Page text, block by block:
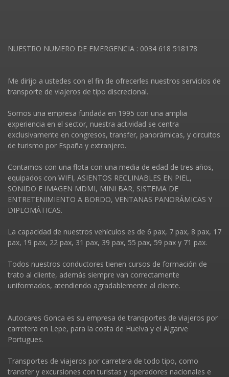
NUESTRO NUMERO DE EMERGENCIA : 0034 618 518178
Me dirijo a ustedes con el fin de ofrecerles nuestros servicios de
transporte de viajeros de tipo discrecional.
Somos una empresa fundada en 1995 con una amplia
experiencia en el sector, nuestra actividad se centra
exclusivamente en congresos, transfer, panorámicas, y circuitos
de turismo por España y extranjero.
Contamos con una flota con una media de edad de tres años,
equipados con WIFI, ASIENTOS RECLINABLES EN PIEL,
SONIDO E IMAGEN MDMI, MINI BAR, SISTEMA DE
ENTRETENIMIENTO A BORDO, VENTANAS PANORÁMICAS Y
DIPLOMÁTICAS.
La capacidad de nuestros vehí­culos es de 6 pax, 7 pax, 8 pax, 17
pax, 19 pax, 22 pax, 31 pax, 39 pax, 55 pax, 59 pax y 71 pax.
Todos nuestros conductores tienen cursos de formación de
trato al cliente, además siempre van correctamente
uniformados, atendiendo agradablemente al cliente.
Autocares Gonca es su empresa de transportes de viajeros por
carretera en Lepe, para la costa de Huelva y el Algarve
Portugues.
Transportes de viajeros por carretera de todo tipo, como
transfer y excursiones con turistas y operadores nacionales e